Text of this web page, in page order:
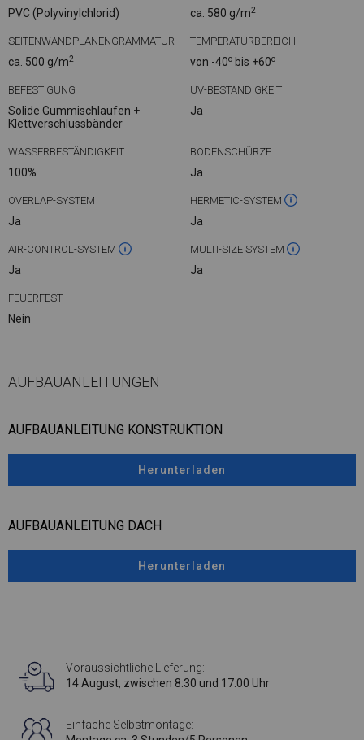
PVC (Polyvinylchlorid) ca. 580 g/m2
SEITENWANDPLANENGRAMMATUR
ca. 500 g/m2
TEMPERATURBEREICH
von -40o bis +60o
BEFESTIGUNG
Solide Gummischlaufen +
Klettverschlussbänder
UV-BESTÄNDIGKEIT
Ja
WASSERBESTÄNDIGKEIT
100%
BODENSCHÜRZE
Ja
OVERLAP-SYSTEM
Ja
HERMETIC-SYSTEM
Ja
AIR-CONTROL-SYSTEM
Ja
MULTI-SIZE SYSTEM
Ja
FEUERFEST
Nein
AUFBAUANLEITUNGEN
AUFBAUANLEITUNG KONSTRUKTION
Herunterladen
AUFBAUANLEITUNG DACH
Herunterladen
Voraussichtliche Lieferung:
14 August, zwischen 8:30 und 17:00 Uhr
Einfache Selbstmontage: